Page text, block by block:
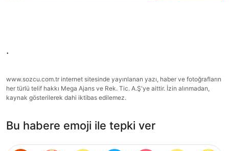
.
www.sozcu.com.tr internet sitesinde yayınlanan yazı, haber ve fotoğrafların
her türlü telif hakkı Mega Ajans ve Rek. Tic. A.Ş'ye aittir. İzin alınmadan,
kaynak gösterilerek dahi iktibas edilemez.
Bu habere emoji ile tepki ver